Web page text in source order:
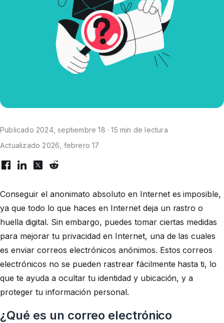
Publicado 2024, septiembre 18 · 15 min de lectura
Actualizado 2026, febrero 17
Conseguir el anonimato absoluto en Internet es imposible,
ya que todo lo que haces en Internet deja un rastro o
huella digital. Sin embargo, puedes tomar ciertas medidas
para mejorar tu privacidad en Internet, una de las cuales
es enviar correos electrónicos anónimos. Estos correos
electrónicos no se pueden rastrear fácilmente hasta ti, lo
que te ayuda a ocultar tu identidad y ubicación, y a
proteger tu información personal.
¿Qué es un correo electrónico